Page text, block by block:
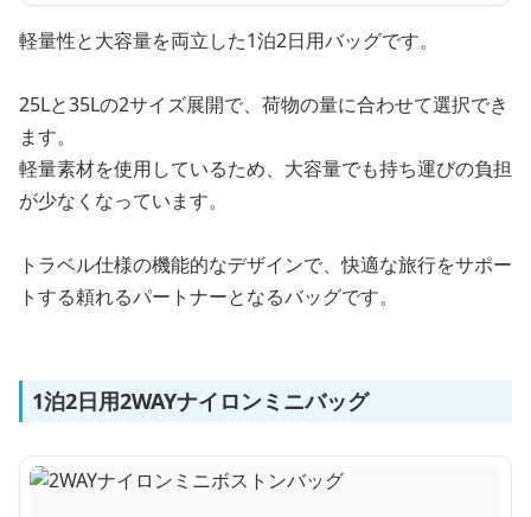
軽量性と大容量を両立した1泊2日用バッグです。
25Lと35Lの2サイズ展開で、荷物の量に合わせて選択でき
ます。
軽量素材を使用しているため、大容量でも持ち運びの負担
が少なくなっています。
トラベル仕様の機能的なデザインで、快適な旅行をサポー
トする頼れるパートナーとなるバッグです。
1泊2日用2WAYナイロンミニバッグ